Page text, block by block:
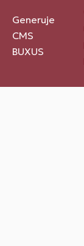
Generuje
CMS
BUXUS